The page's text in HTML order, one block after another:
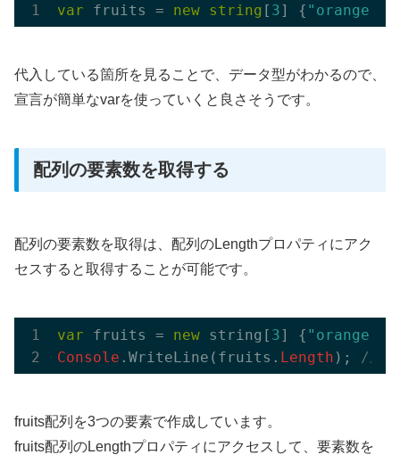
var fruits = new string [ 3] { "orange"
代入している箇所を見ることで、データ型がわかるので、
宣言が簡単なvarを使っていくと良さそうです。
配列の要素数を取得する
配列の要素数を取得は、配列のLengthプロパティにアク
セスすると取得することが可能です。
var fruits = new string[ 3] { "orange"
Console .WriteLine(fruits. Length ); // 3
fruits配列を3つの要素で作成しています。
fruits配列のLengthプロパティにアクセスして、要素数を